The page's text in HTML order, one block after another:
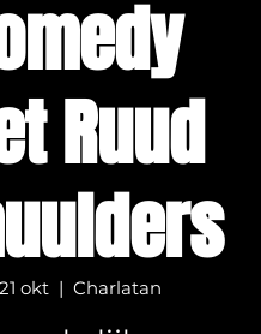
Ruud
okt
  |
Charlatan